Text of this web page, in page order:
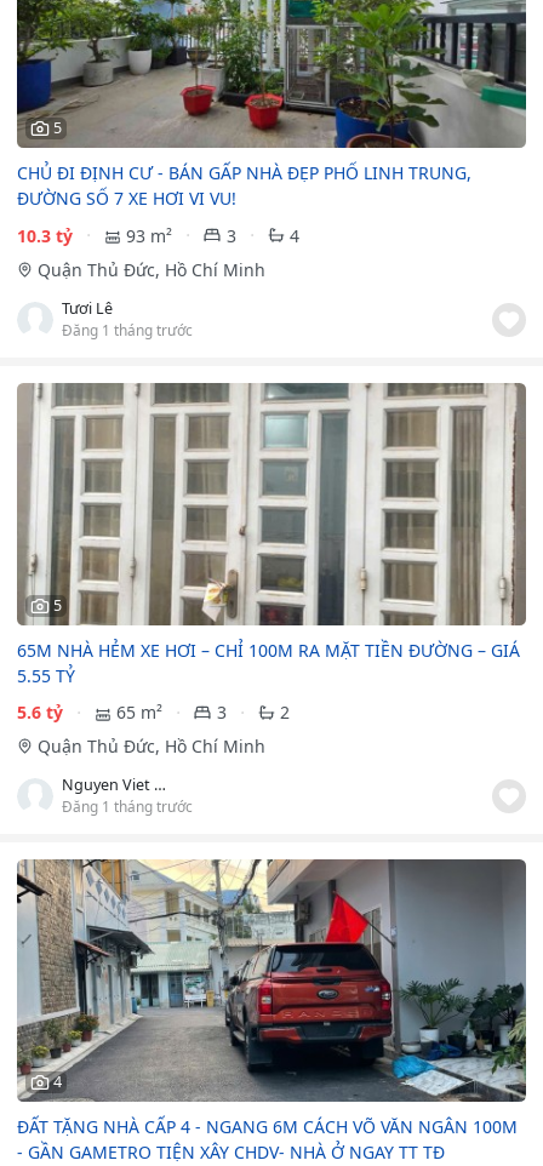
5
CHỦ ĐI ĐỊNH CƯ - BÁN GẤP NHÀ ĐẸP PHỐ LINH TRUNG,
ĐƯỜNG SỐ 7 XE HƠI VI VU! ️
10.3 tỷ
93 m² 3
4
Quận Thủ Đức, Hồ Chí Minh
Tươi Lê
Đăng 1 tháng trước
5
65M NHÀ HẺM XE HƠI – CHỈ 100M RA MẶT TIỀN ĐƯỜNG – GIÁ
5.55 TỶ
5.6 tỷ
65 m² 3
2
Quận Thủ Đức, Hồ Chí Minh
Nguyen Viet Lam
Đăng 1 tháng trước
4
ĐẤT TẶNG NHÀ CẤP 4 - NGANG 6M CÁCH VÕ VĂN NGÂN 100M
- GẦN GAMETRO TIỆN XÂY CHDV- NHÀ Ở NGAY TT TĐ